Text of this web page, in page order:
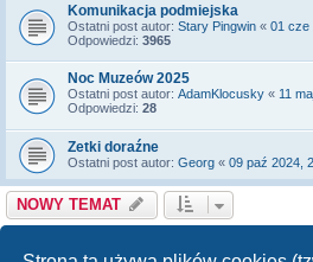
Komunikacja podmiejska
Ostatni post autor: Stary Pingwin « 01 cze
Odpowiedzi: 3965
Noc Muzeów 2025
Ostatni post autor: AdamKlocusky « 11
Odpowiedzi: 28
Zetki doraźne
Ostatni post autor: Georg « 09 paź 2024,
NOWY TEMAT